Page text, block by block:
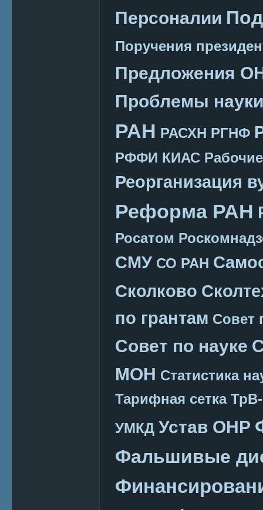
Персоналии
Поручения
Предложения
Проблемы науки
РАН РАСХН РГНФ
РФФИ КИАС
Реорганизация
Реформа РАН
Росатом
СМУ СО РАН
Сколково
по грантам Совет
Совет по науке
МОН Статистика
Тарифная сетка
УМКД Устав ОНР
Фальшивые